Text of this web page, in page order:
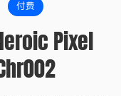
付费
Pixel